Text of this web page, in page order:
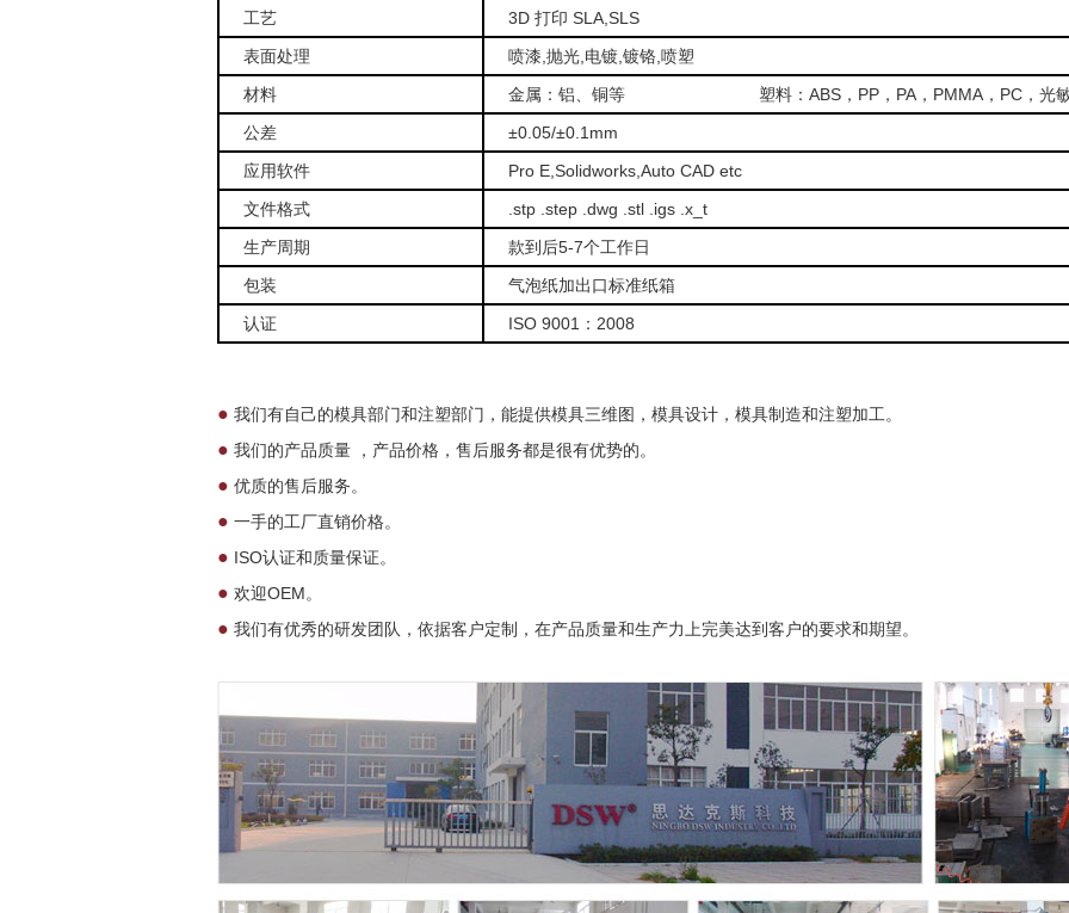
工艺 3D 打印 SLA SLS
表面处理
喷漆,抛光,电镀,镀铬,喷塑
材料
金属：铝、铜等 塑料：ABS，PP，PA，PMMA，PC，光敏
公差
±0.05/±0.1mm
应用软件
Pro E,Solidworks,Auto CAD etc
文件格式
.stp .step .dwg .stl .igs .x_t
生产周期
款到后5-7个工作日
包装
气泡纸加出口标准纸箱
认证
ISO 9001：2008
● 我们有自己的模具部门和注塑部门，能提供模具三维图，模具设计，模具制造和注塑加工。
● 我们的产品质量 ，产品价格，售后服务都是很有优势的。
● 优质的售后服务。
● 一手的工厂直销价格。
● ISO认证和质量保证。
● 欢迎OEM。
● 我们有优秀的研发团队，依据客户定制，在产品质量和生产力上完美达到客户的要求和期望。